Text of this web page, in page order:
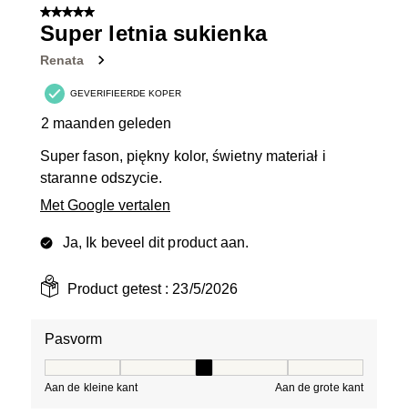
5 van 5 sterren.
Super letnia sukienka
Renata
GEVERIFIEERDE KOPER
2 maanden geleden
Super fason, piękny kolor, świetny materiał i
staranne odszycie.
Met Google vertalen
Ja, Ik beveel dit product aan.
Product getest :23/5/2026
Pasvorm
Aan de kleine kant Aan de grote kant